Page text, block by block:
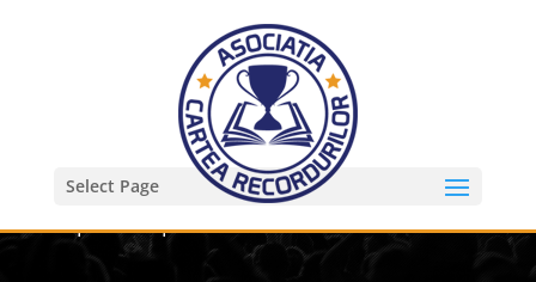
Select Page
Cel mai lung panou mozaic realizat din
capace de plastic – 123 m